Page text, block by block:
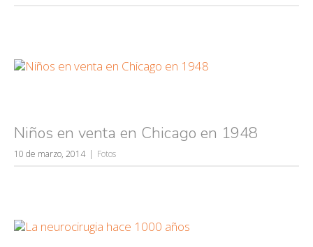
Niños en venta en Chicago en 1948
10 de marzo, 2014 Fotos